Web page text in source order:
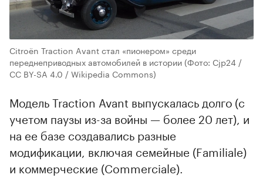
Citroën Traction Avant стал «пионером» среди
переднеприводных автомобилей в истории(Фото: Cjp24 /
CC BY-SA 4.0 / Wikipedia Commons)
Модель Traction Avant выпускалась долго (с
учетом паузы из-за войны — более 20 лет), и
на ее базе создавались разные
модификации, включая семейные (Familiale)
и коммерческие (Commerciale).